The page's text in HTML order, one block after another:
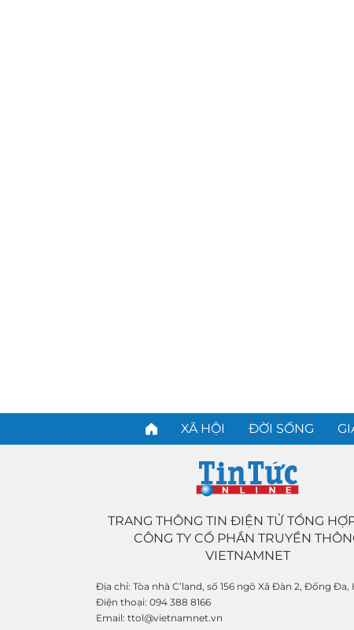
XÃ HỘI ĐỜI SỐNG
TRANG THÔNG TIN ĐIỆN TỬ TỔNG
CÔNG TY CỔ PHẦN TRUYỀN
VIETNAMNET
Địa chỉ: Tòa nhà C’land, số 156 ngõ Xã Đàn 2, Đống Đa,
Điện thoại: 094 388 8166
Email: ttol@vietnamnet.vn